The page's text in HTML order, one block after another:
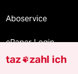
Aboservice
ePaper Login
Downloads für
taz zahl ich